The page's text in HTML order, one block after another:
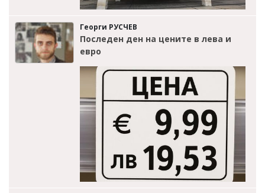
Георги РУСЧЕВ
Последен ден на цените в лева и
евро